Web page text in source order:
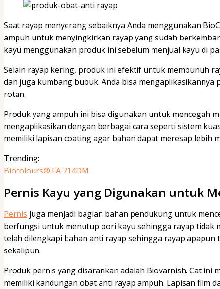
Saat rayap menyerang sebaiknya Anda menggunakan
ampuh untuk menyingkirkan rayap yang sudah
kayu menggunakan produk ini sebelum menjual kayu di
Selain rayap kering, produk ini efektif untuk membunuh
dan juga kumbang bubuk. Anda bisa mengaplikasikannya
rotan.
Produk yang ampuh ini bisa digunakan untuk mencegah
mengaplikasikan dengan berbagai cara seperti sistem
memiliki lapisan coating agar bahan dapat meresap lebih
Trending:
Biocolours® FA 714DM
Pernis Kayu yang Digunakan untuk
Pernis juga menjadi bagian bahan pendukung untuk
berfungsi untuk menutup pori kayu sehingga rayap tidak
telah dilengkapi bahan anti rayap sehingga rayap apapun
sekalipun.
Produk pernis yang disarankan adalah Biovarnish. Cat ini
memiliki kandungan obat anti rayap ampuh. Lapisan film